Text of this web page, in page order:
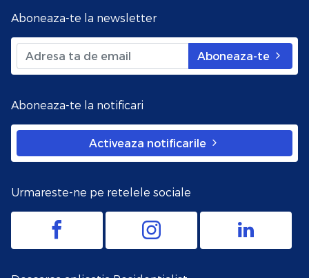
Aboneaza-te la newsletter
Aboneaza-te
Aboneaza-te la notificari
Activeaza notificarile
Urmareste-ne pe retelele sociale